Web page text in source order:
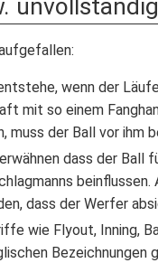
wenn der
mit so einem
muss der Ball vor ihm
dass der Ball
dass der Werfer
wie Flyout, Inning,